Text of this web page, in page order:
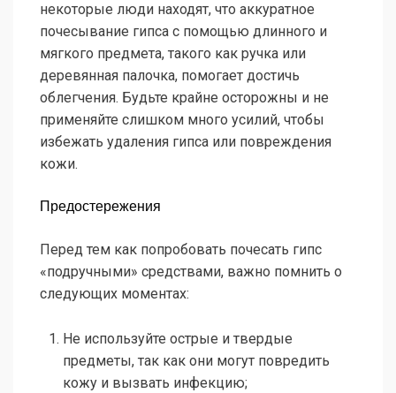
некоторые люди находят, что аккуратное
почесывание гипса с помощью длинного и
мягкого предмета, такого как ручка или
деревянная палочка, помогает достичь
облегчения. Будьте крайне осторожны и не
применяйте слишком много усилий, чтобы
избежать удаления гипса или повреждения
кожи.
Предостережения
Перед тем как попробовать почесать гипс
«подручными» средствами, важно помнить о
следующих моментах:
Не используйте острые и твердые
предметы, так как они могут повредить
кожу и вызвать инфекцию;